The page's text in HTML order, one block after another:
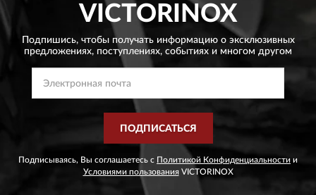
VICTORINOX
Подпишись, чтобы получать информацию о эксклюзивных
предложениях, поступлениях, событиях и многом другом
ПОДПИСАТЬСЯ
Подписываясь, Вы соглашаетесь с Политикой Конфиденциальности и
Условиями пользованияVICTORINOX